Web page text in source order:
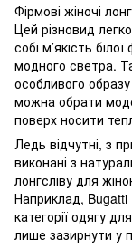
Фірмові жіночі
Цей різновид
собі м’якість
модного светра.
особливого
можна обрати
поверх носити
Ледь відчутні, з
виконані з
лонгсліву для
Наприклад, Bugatti
категорії одягу
лише зазирнути у